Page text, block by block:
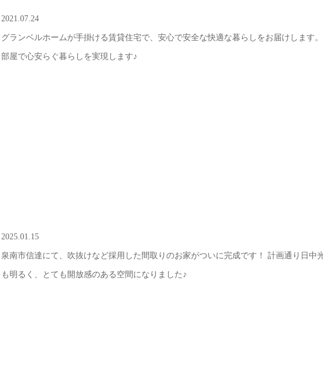
2021.07.24
グランベルホームが手掛ける賃貸住宅で、安心で安全な快適な暮らしをお届けします
部屋で心安らぐ暮らしを実現します♪
2025.01.15
泉南市信達にて、吹抜けなど採用した間取りのお家がついに完成です！ 計画通り日中
も明るく、とても開放感のある空間になりました♪